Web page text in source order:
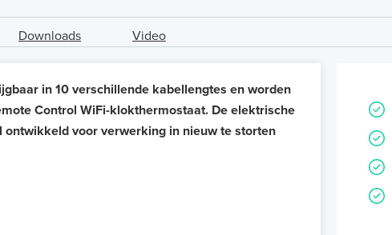
Downloads Video
in 10 verschillende kabellengtes en worden
Control WiFi-klokthermostaat. De elektrische
voor verwerking in nieuw te storten